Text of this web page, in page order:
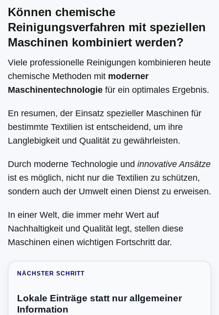
Können chemische
Reinigungsverfahren mit speziellen
Maschinen kombiniert werden?
Viele professionelle Reinigungen kombinieren heute
chemische Methoden mit moderner
Maschinentechnologie für ein optimales Ergebnis.
En resumen, der Einsatz spezieller Maschinen für
bestimmte Textilien ist entscheidend, um ihre
Langlebigkeit und Qualität zu gewährleisten.
Durch moderne Technologie und innovative Ansätze
ist es möglich, nicht nur die Textilien zu schützen,
sondern auch der Umwelt einen Dienst zu erweisen.
In einer Welt, die immer mehr Wert auf
Nachhaltigkeit und Qualität legt, stellen diese
Maschinen einen wichtigen Fortschritt dar.
NÄCHSTER SCHRITT
Lokale Einträge statt nur allgemeiner
Information